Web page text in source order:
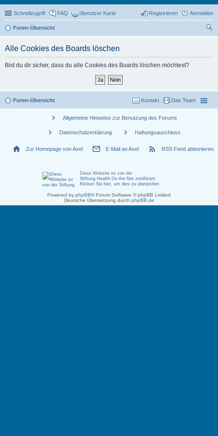
Schnellzugriff FAQ Benutzer Karte Anmelden
Registrieren
Foren-Übersicht
Alle Cookies des Boards löschen
Bist du dir sicher, dass du alle Cookies des Boards löschen möchtest?
Foren-Übersicht Das Team
Kontakt
chevron_right Allgemeine Hinweise zur Benutzung des Forums
chevron_right Datenschutzerklärung chevron_right Haftungsauschluss
home Zur Homepage von Axel mail_outline E-Mail an Axel rss_feed RSS Feed abbonieren
Diese Website ist von der
Stiftung Health On the Net zertifiziert.
Klicken Sie hier, um dies zu überprüfen
Powered by phpBB® Forum Software © phpBB Limited
Deutsche Übersetzung durch phpBB.de